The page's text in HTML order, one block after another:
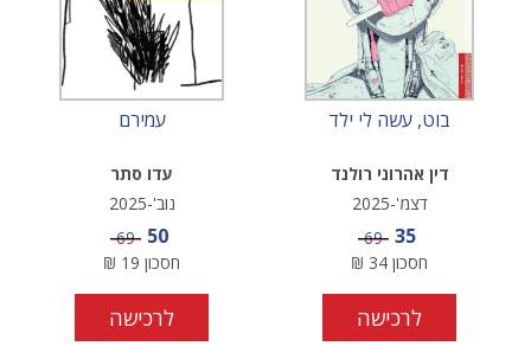
בוט, עשה לי ילד
דין אהרוני רולנד
דצמ'-2025
מחיר מבצע
35 מחיר
69
חסכון 34
₪
לרכישה
עמירם
עדו סתר
נוב'-2025
מחיר מבצע
50 מחיר
69
חסכון 19
₪
לרכישה